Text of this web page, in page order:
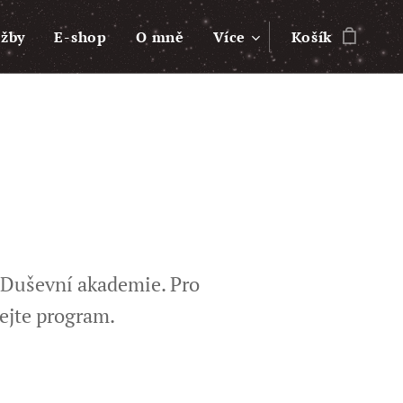
E-shop O mně Více Košík
akademie. Pro
program.